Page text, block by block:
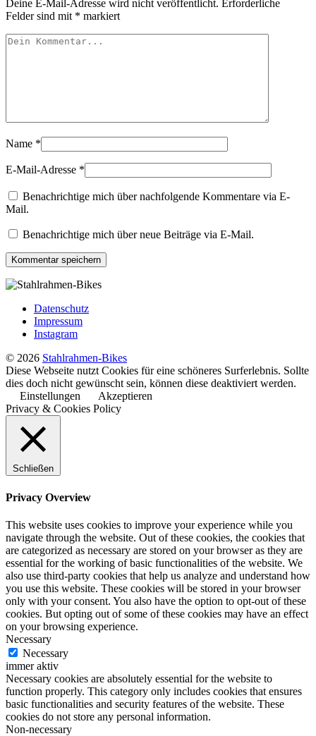
Deine E-Mail-Adresse wird nicht veröffentlicht. Erforderliche
Felder sind mit * markiert
Name *
E-Mail-Adresse *
Benachrichtige mich über nachfolgende Kommentare via E-
Mail.
Benachrichtige mich über neue Beiträge via E-Mail.
Datenschutz
Impressum
Instagram
© 2026 Stahlrahmen-Bikes
Diese Webseite nutzt Cookies für eine schöneres Surferlebnis. Sollte
dies doch nicht gewünscht sein, können diese deaktiviert werden.
Einstellungen
Akzeptieren
Privacy & Cookies Policy
Schließen
Privacy Overview
This website uses cookies to improve your experience while you
navigate through the website. Out of these cookies, the cookies that
are categorized as necessary are stored on your browser as they are
essential for the working of basic functionalities of the website. We
also use third-party cookies that help us analyze and understand how
you use this website. These cookies will be stored in your browser
only with your consent. You also have the option to opt-out of these
cookies. But opting out of some of these cookies may have an effect
on your browsing experience.
Necessary
Necessary
immer aktiv
Necessary cookies are absolutely essential for the website to
function properly. This category only includes cookies that ensures
basic functionalities and security features of the website. These
cookies do not store any personal information.
Non-necessary